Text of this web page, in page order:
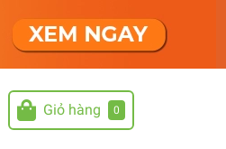
Giỏ hàng 0